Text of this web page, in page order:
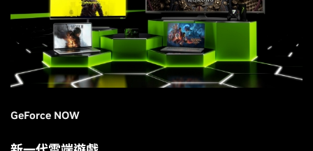
GeForce NOW